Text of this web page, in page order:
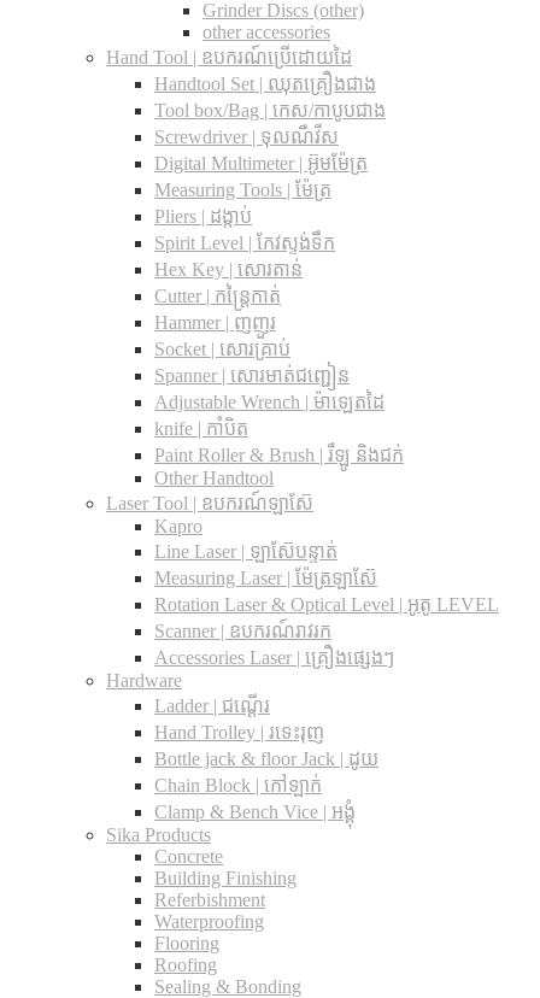
Grinder Discs (other)
other accessories
Hand Tool | ឧបករណ៍ប្រើដោយដៃ
Handtool Set | ឈុតគ្រឿងជាង
Tool box/Bag | កេស/កាបូបជាង
Screwdriver | ទុលណឺវីស
Digital Multimeter | អ៊ូមម៉ែត្រ
Measuring Tools | ម៉ែត្រ
Pliers | ដង្កាប់
Spirit Level | កែវស្ទង់ទឹក
Hex Key | សោរតាន់
Cutter | កន្រ្តៃកាត់
Hammer | ញញួរ
Socket | សោរគ្រាប់
Spanner |​ សោរមាត់ជញ្ជៀន
Adjustable Wrench |​ ម៉ាឡេតដៃ
knife | កាំបិត
Paint Roller & Brush | រឺឡូ និងជក់
Other Handtool
Laser Tool | ឧបករណ៍ឡាស៊ែ
Kapro
Line Laser | ឡាស៊ែបន្ទាត់
Measuring Laser | ម៉ែត្រឡាស៊ែ
Rotation Laser & Optical Level | អូតូ LEVEL
Scanner | ឧបករណ៍រាវរក
Accessories Laser | គ្រឿងផ្សេងៗ
Hardware
Ladder | ជណ្តើរ
Hand Trolley | រទេះរុញ
Bottle jack & floor Jack​ | ដូយ
Chain Block | កៅឡាក់
Clamp & Bench Vice | អង្គុំ
Sika Products
Concrete
Building Finishing
Referbishment
Waterproofing
Flooring
Roofing
Sealing & Bonding